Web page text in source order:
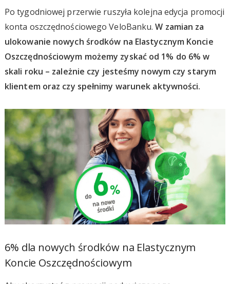
Po tygodniowej przerwie ruszyła kolejna edycja promocji
konta oszczędnościowego VeloBanku.W zamian za
ulokowanie nowych środków na Elastycznym Koncie
Oszczędnościowym możemy zyskać od 1% do 6% w
skali roku – zależnie czy jesteśmy nowym czy starym
klientem oraz czy spełnimy warunek aktywności.
6% dla nowych środków na Elastycznym
Koncie Oszczędnościowym